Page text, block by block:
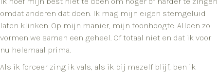
omdat anderen dat doen. Ik mag mijn eigen stemgeluid
laten klinken. Op mijn manier, mijn toonhoogte. Alleen zo
vormen we samen een geheel. Of totaal niet en dat ik voor
nu helemaal prima.
Als ik forceer zing ik vals, als ik bij mezelf blijf, ben ik